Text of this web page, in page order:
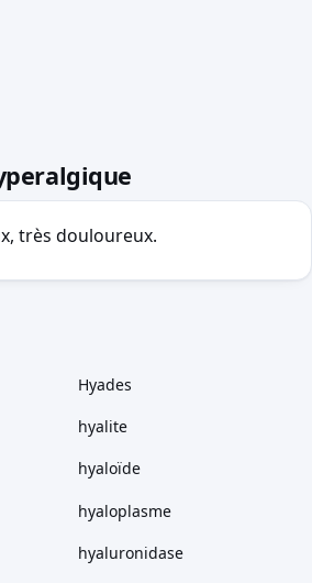
très douloureux.
Hyades
hyalite
hyaloïde
hyaloplasme
hyaluronidase